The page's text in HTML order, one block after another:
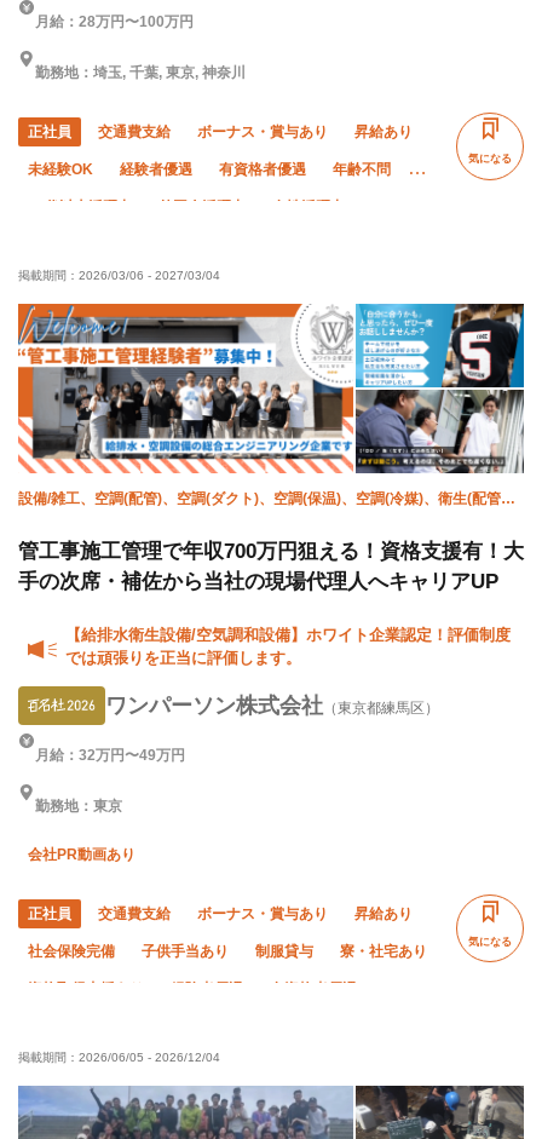
月給：28万円〜100万円
勤務地：埼玉, 千葉, 東京, 神奈川
正社員 交通費支給 ボーナス・賞与あり 昇給あり
未経験OK 経験者優遇 有資格者優遇 年齢不問
50代以上活躍中 外国人活躍中 女性活躍中
社会保険完備 制服貸与
寮・社宅あり 研修制度あり 髪型・髪色自由
気になる
掲載期間： 2026/03/06 - 2027/03/04
設備/雑工、空調(配管)、空調(ダクト)、空調(保温)、空調(冷媒)、衛生(配管
事)
管工事施工管理で年収700万円狙える！資格支援有！大
手の次席・補佐から当社の現場代理人へキャリアUP
【給排水衛生設備/空気調和設備】ホワイト企業認定！評価制度
では頑張りを正当に評価します。
ワンパーソン株式会社 （東京都練馬区）
月給：32万円〜49万円
勤務地：東京
会社PR動画あり
正社員 交通費支給 ボーナス・賞与あり 昇給あり
社会保険完備 子供手当あり 制服貸与 寮・社宅あり
車・バイク通勤OK 転勤なし
気になる
掲載期間： 2026/06/05 - 2026/12/04